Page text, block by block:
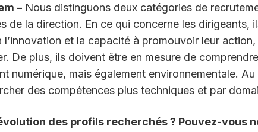
– Nous distinguons deux catégories de
de la direction. En ce qui concerne les dirigeants,
l’innovation et la capacité à promouvoir leur
De plus, ils doivent être en mesure de
numérique, mais également environnementale.
des compétences plus techniques et par
des profils recherchés ? Pouvez-vous